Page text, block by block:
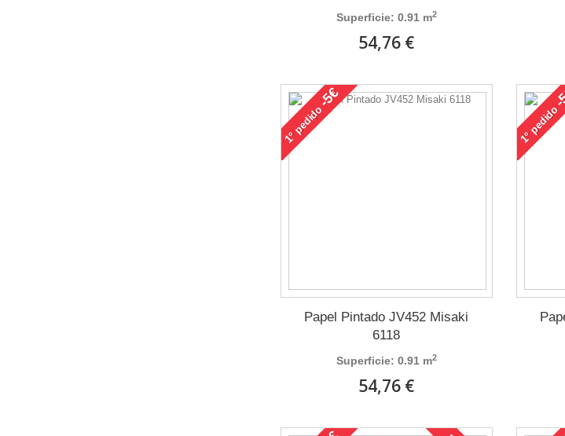
Superficie: 0.91 m2
54,76 €
1°
pedido
-5€
Papel Pintado JV452 Misaki
6118
Superficie: 0.91 m2
54,76 €
1°
pedido
-